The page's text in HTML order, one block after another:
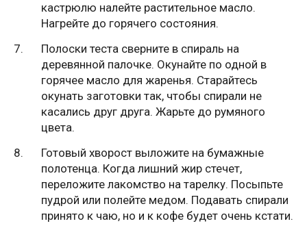
кастрюлю налейте растительное масло.
Нагрейте до горячего состояния.
Полоски теста сверните в спираль на
деревянной палочке. Окунайте по одной в
горячее масло для жаренья. Старайтесь
окунать заготовки так, чтобы спирали не
касались друг друга. Жарьте до румяного
цвета.
Готовый хворост выложите на бумажные
полотенца. Когда лишний жир стечет,
переложите лакомство на тарелку. Посыпьте
пудрой или полейте медом. Подавать спирали
принято к чаю, но и к кофе будет очень кстати.